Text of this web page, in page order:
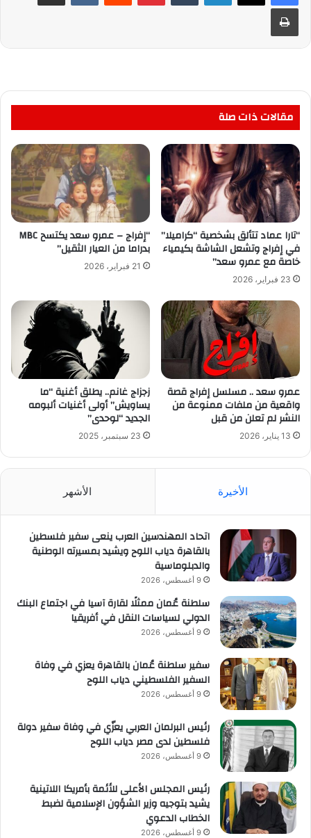
طباعة
مقالات ذات صلة
“تارا عماد تتألق بشخصية “كراميلا”
في إفراج وتشعل الشاشة بكيمياء
خاصة مع عمرو سعد”
23 فبراير، 2026
“إفراج – عمرو سعد يكتسح MBC
بدراما من العيار الثقيل”
21 فبراير، 2026
عمرو سعد .. مسلسل إفراج قصة
واقعية من ملفات ممنوعة من
النشر لم تعلن من قبل
13 يناير، 2026
زجزاج غانم.. يطلق أغنية “ما
يساويش” أولى أغنيات ألبومه
الجديد “لوحدى”
23 سبتمبر، 2025
الأخيرة الأشهر
اتحاد المهندسين العرب ينعى سفير فلسطين
بالقاهرة دياب اللوح ويشيد بمسيرته الوطنية
والدبلوماسية
9 أغسطس، 2026
سلطنة عُمان ممثلًا لقارة آسيا في اجتماع البنك
الدولي لسياسات النقل في أفريقيا
9 أغسطس، 2026
سفير سلطنة عُمان بالقاهرة يعزي في وفاة
السفير الفلسطيني دياب اللوح
9 أغسطس، 2026
رئيس البرلمان العربي يعزّي في وفاة سفير دولة
فلسطين لدى مصر دياب اللوح
9 أغسطس، 2026
رئيس المجلس الأعلى للأئمة بأمريكا اللاتينية
يشيد بتوجيه وزير الشؤون الإسلامية لضبط
الخطاب الدعوي
9 أغسطس، 2026